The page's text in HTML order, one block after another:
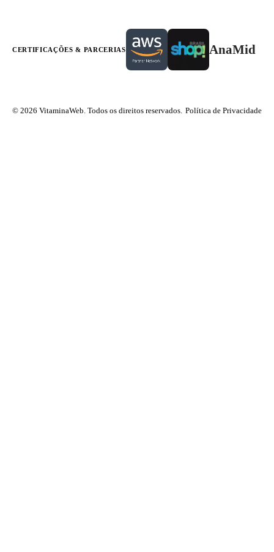
CERTIFICAÇÕES & PARCERIAS AnaMid
© 2026 VitaminaWeb. Todos os direitos reservados. Política de Privacidade